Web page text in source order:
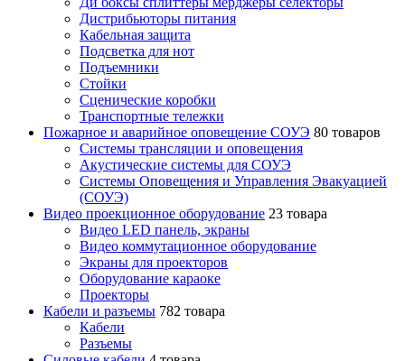
Дистрибьюторы питания
Кабельная защита
Подсветка для нот
Подъемники
Стойки
Сценические коробки
Транспортные тележки
Пожарное и аварийное оповещение СОУЭ 80 товаров
Cистемы трансляции и оповещения
Акустические системы для СОУЭ
Системы Оповещения и Управления Эвакуацией
(СОУЭ)
Видео проекционное оборудование 23 товара
Видео LED панель, экраны
Видео коммутационное оборудование
Экраны для проекторов
Оборудование караоке
Проекторы
Кабели и разъемы 782 товара
Кабели
Разъемы